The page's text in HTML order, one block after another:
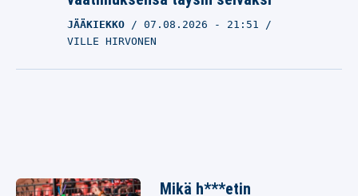
JÄÄKIEKKO 07.08.2026 - 21:51
VILLE HIRVONEN
Mikä h***etin